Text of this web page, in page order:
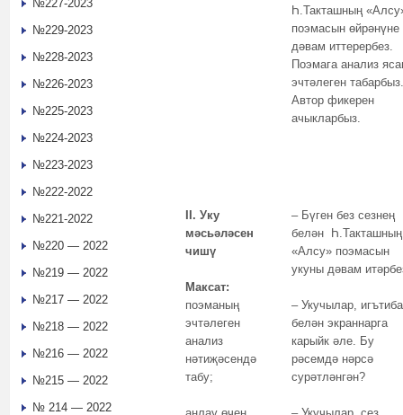
Һ.Такташның
поэмасын өйрәнүне
дәвам иттерербез.
Поэмага анализ
эчтәлеген табарбыз.
Автор фикерен
ачыкларбыз.
II. Уку
мәсьәләсен
чишү
Максат:
поэманың
эчтәлеген
анализ
нәтиҗәсендә
табу;
– Бүген без сезнең
белән Һ.Такташның
«Алсу» поэмасын
укуны дәвам
– Укучылар,
белән экраннарга
карыйк әле. Бу
рәсемдә нәрсә
сурәтләнгән?
№227-2023
№229-2023
№228-2023
№226-2023
№225-2023
№224-2023
№223-2023
№222-2022
№221-2022
№220 — 2022
№219 — 2022
№217 — 2022
№218 — 2022
№216 — 2022
№215 — 2022
№ 214 — 2022